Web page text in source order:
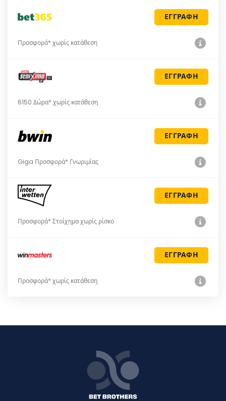
ΕΓΓΡΑΦΗ
Προσφορά* χωρίς κατάθεση
ΕΓΓΡΑΦΗ
6150 Δώρα* χωρίς κατάθεση
ΕΓΓΡΑΦΗ
Giga Προσφορά* Γνωριμίας
ΕΓΓΡΑΦΗ
Προσφορά* Στοίχημα χωρίς ρίσκο
ΕΓΓΡΑΦΗ
Προσφορά* χωρίς κατάθεση